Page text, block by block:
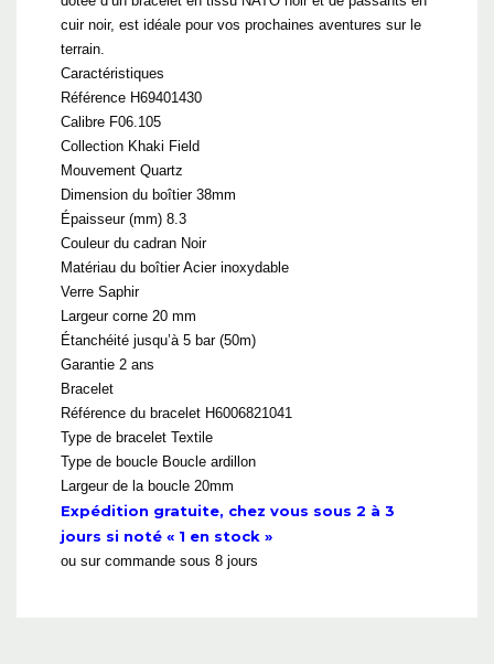
cuir noir, est idéale pour vos prochaines aventures sur le
terrain.
Caractéristiques
Référence H69401430
Calibre F06.105
Collection Khaki Field
Mouvement Quartz
Dimension du boîtier 38mm
Épaisseur (mm) 8.3
Couleur du cadran Noir
Matériau du boîtier Acier inoxydable
Verre Saphir
Largeur corne 20 mm
Étanchéité jusqu’à 5 bar (50m)
Garantie 2 ans
Bracelet
Référence du bracelet H6006821041
Type de bracelet Textile
Type de boucle Boucle ardillon
Largeur de la boucle 20mm
Expédition gratuite, chez vous sous 2 à 3
jours si noté « 1 en stock »
ou sur commande sous 8 jours